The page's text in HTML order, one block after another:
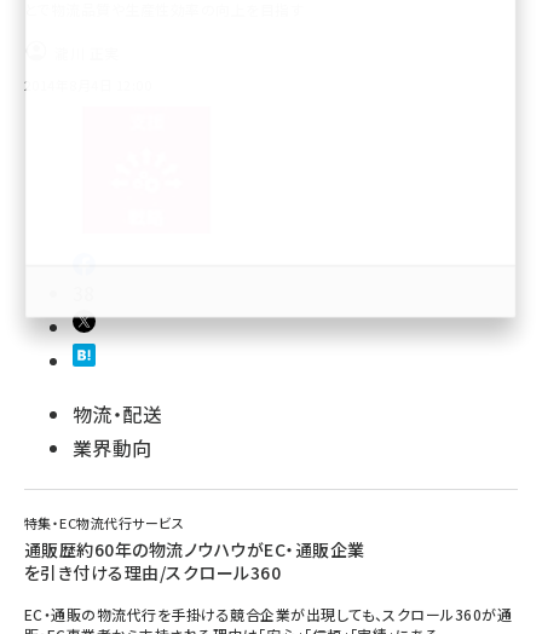
2014年8月4日 12:00
物流・配送
業界動向
特集・EC物流代行サービス
通販歴約60年の物流ノウハウがEC・通販企業
を引き付ける理由/スクロール360
EC・通販の物流代行を手掛ける競合企業が出現しても、スクロール360が通
参加登録はこちら↑